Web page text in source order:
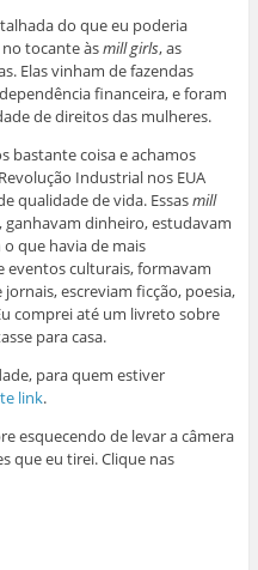
do que eu poderia
tocante àsmill girls, as
Elas vinham de fazendas
financeira, e foram
de direitos das mulheres.
bastante coisa e achamos
Industrial nos EUA
qualidade de vida. Essasmill
dinheiro, estudavam
que havia de mais
eventos culturais, formavam
escreviam ficção, poesia,
comprei até um livreto sobre
para casa.
para quem estiver
link.
esquecendo de levar a câmera
que eu tirei. Clique nas